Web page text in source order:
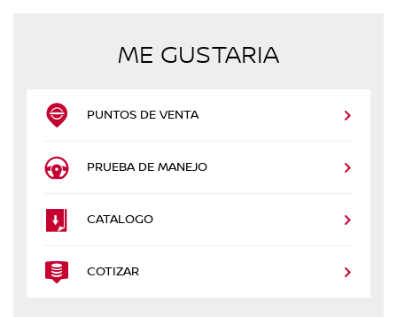
ME GUSTARIA
PUNTOS DE VENTA
PRUEBA DE MANEJO
CATALOGO
COTIZAR